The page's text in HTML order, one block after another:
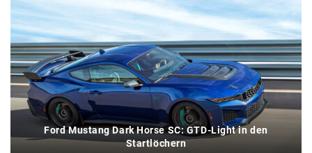
Ford Mustang Dark Horse SC: GTD-Light in den
Startlöchern